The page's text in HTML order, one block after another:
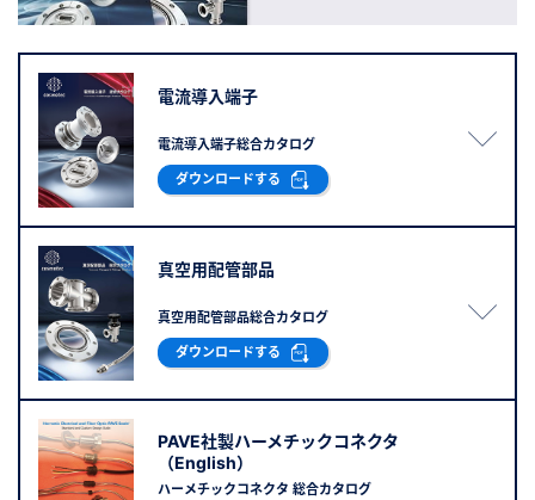
※新規会員登録をお申し込み頂いてから本登録となるまで、数日間かかる場合
があります。また当社の判断によりお断りする場合があります。
会員の方はこちら
ログイン
電流導入端子
電流導入端子総合カタログ
ダウンロードする
真空用配管部品
真空用配管部品総合カタログ
ダウンロードする
PAVE社製ハーメチックコネクタ
（English）
ハーメチックコネクタ 総合カタログ